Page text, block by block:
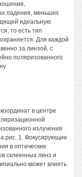
падения, меньших
идеальную
то есть тип
Для каждой
за линзой, с
поляризованного
в центре
излучения
рис. 1. Фокусирующие
в оптические
склеенных линз и
может влиять